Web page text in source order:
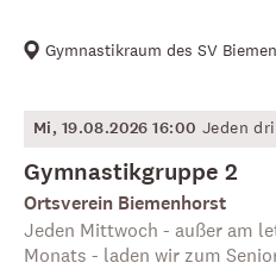
Gymnastikraum des SV
Mi, 19.08.2026 16:00 Jeden
Gymnastikgruppe 2
Ortsverein Biemenhorst
Jeden Mittwoch - außer am
Monats - laden wir zum